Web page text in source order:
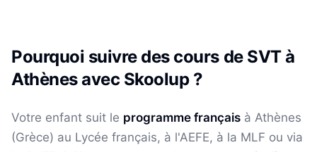
Pourquoi suivre des cours de SVTà
Athènesavec Skoolup ?
Votre enfant suit le programme français à Athènes
(Grèce) au Lycée français, à l'AEFE, à la MLF ou via